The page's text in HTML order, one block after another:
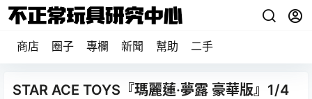
商店 圈子 專欄 新聞 幫助 二手
STAR ACE TOYS『瑪麗蓮·夢露 豪華版』1/4